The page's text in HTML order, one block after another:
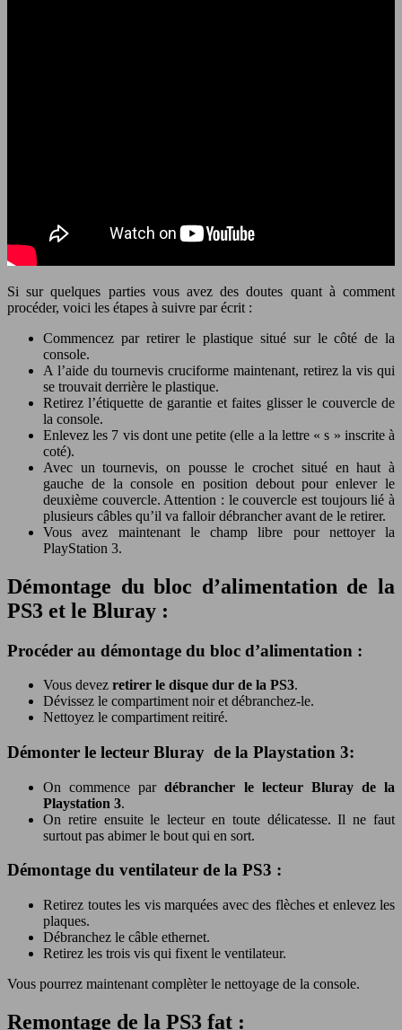
Si sur quelques parties vous avez des doutes quant à comment
procéder, voici les étapes à suivre par écrit :
Commencez par retirer le plastique situé sur le côté de la
console.
A l’aide du tournevis cruciforme maintenant, retirez la vis qui
se trouvait derrière le plastique.
Retirez l’étiquette de garantie et faites glisser le couvercle de
la console.
Enlevez les 7 vis dont une petite (elle a la lettre « s » inscrite à
coté).
Avec un tournevis, on pousse le crochet situé en haut à
gauche de la console en position debout pour enlever le
deuxième couvercle. Attention : le couvercle est toujours lié à
plusieurs câbles qu’il va falloir débrancher avant de le retirer.
Vous avez maintenant le champ libre pour nettoyer la
PlayStation 3.
Démontage du bloc d’alimentation de la
PS3 et le Bluray :
Procéder au démontage du bloc d’alimentation :
Vous devez retirer le disque dur de la PS3.
Dévissez le compartiment noir et débranchez-le.
Nettoyez le compartiment reitiré.
Démonter le lecteur Bluray de la Playstation 3:
On commence pardébrancher le lecteur Bluray de la
Playstation 3.
On retire ensuite le lecteur en toute délicatesse. Il ne faut
surtout pas abimer le bout qui en sort.
Démontage du ventilateur de la PS3 :
Retirez toutes les vis marquées avec des flèches et enlevez les
plaques.
Débranchez le câble ethernet.
Retirez les trois vis qui fixent le ventilateur.
Vous pourrez maintenant complèter le nettoyage de la console.
Remontage de la PS3 fat :